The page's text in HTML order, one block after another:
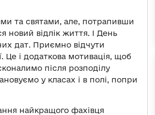
та святами, але, потрапивши
новий відлік життя. І День
дат. Приємно відчути
Це і додаткова мотивація, щоб
після розподілу
у класах і в полі, попри
найкращого фахівця